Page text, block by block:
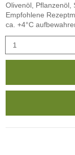
Olivenöl, Pflanzenöl,
Empfohlene
ca. +4°C